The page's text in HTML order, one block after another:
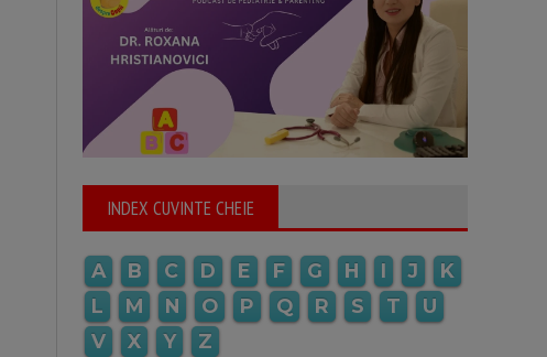
INDEX CUVINTE CHEIE
A B C D E F G H I J
K
L
M N O P Q R S T
U
V
X Y Z